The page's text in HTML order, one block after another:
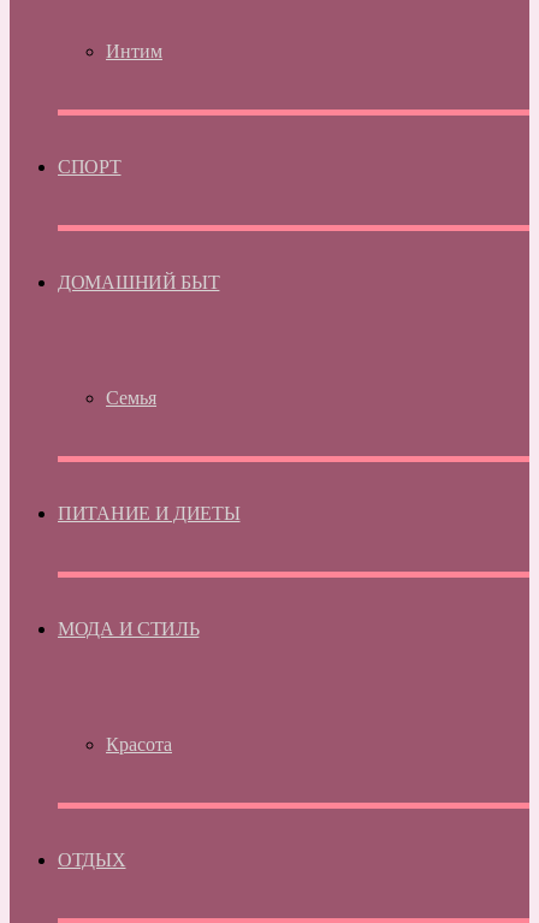
Интим
СПОРТ
ДОМАШНИЙ БЫТ
Семья
ПИТАНИЕ И ДИЕТЫ
МОДА И СТИЛЬ
Красота
ОТДЫХ